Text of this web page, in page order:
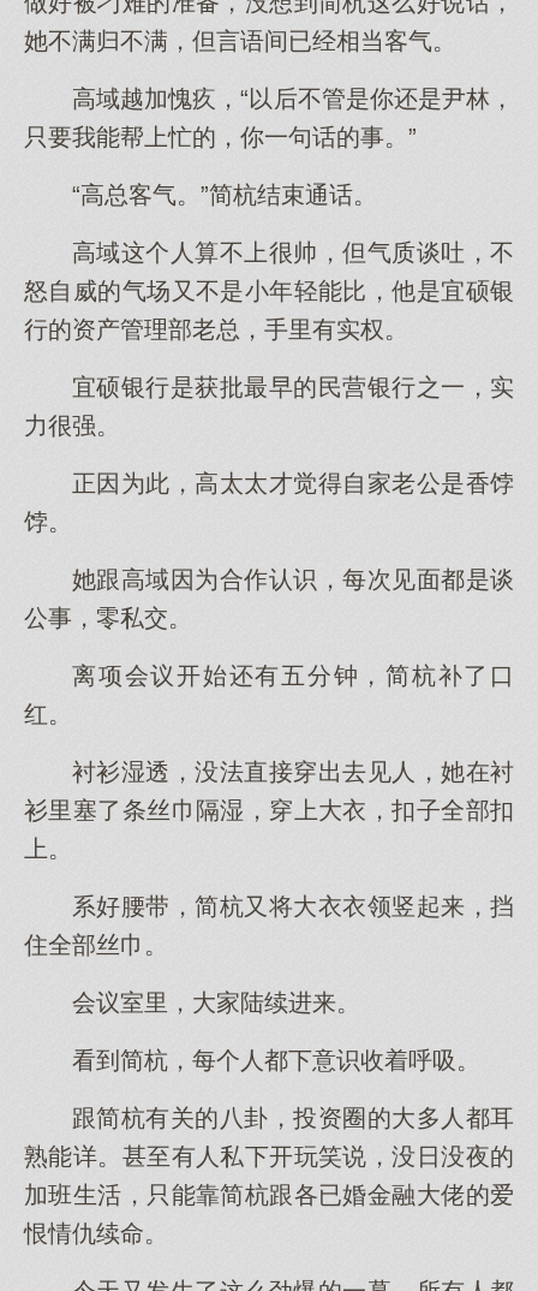
她不满归不满，但言语间已经相当客气。
高域越加愧疚，“以后不管是你还是尹林，
只要我能帮上忙的，你一句话的事。”
“高总客气。”简杭结束通话。
高域这个人算不上很帅，但气质谈吐，不
怒自威的气场又不是小年轻能比，他是宜硕银
行的资产管理部老总，手里有实权。
宜硕银行是获批最早的民营银行之一，实
力很强。
正因为此，高太太才觉得自家老公是香饽
饽。
她跟高域因为合作认识，每次见面都是谈
公事，零私交。
离项会议开始还有五分钟，简杭补了口
红。
衬衫湿透，没法直接穿出去见人，她在衬
衫里塞了条丝巾隔湿，穿上大衣，扣子全部扣
上。
系好腰带，简杭又将大衣衣领竖起来，挡
住全部丝巾。
会议室里，大家陆续进来。
看到简杭，每个人都下意识收着呼吸。
跟简杭有关的八卦，投资圈的大多人都耳
熟能详。甚至有人私下开玩笑说，没日没夜的
加班生活，只能靠简杭跟各已婚金融大佬的爱
恨情仇续命。